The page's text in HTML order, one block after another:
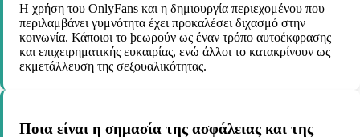
Η χρήση του OnlyFans και η δημιουργία περιεχομένου που
περιλαμβάνει γυμνότητα έχει προκαλέσει διχασμό στην
κοινωνία. Κάποιοι το ϸεωρούν ως έναν τρόπο αυτοέκφρασης
και επιχειρηματικής ευκαιρίας, ενώ άλλοι το κατακρίνουν ως
εκμετάλλευση της σεξουαλικότητας.
Ποια είναι η σημασία της ασφάλειας και της